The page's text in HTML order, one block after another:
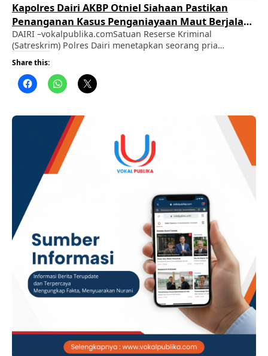
Kapolres Dairi AKBP Otniel Siahaan Pastikan
Penanganan Kasus Penganiayaan Maut Berjalan
Transparan dan Profesional
DAIRI –vokalpublika.comSatuan Reserse Kriminal
(Satreskrim) Polres Dairi menetapkan seorang pria
berinisial CT (51), pemilik sebuah kafe di Desa Kuta Buluh,
Kecamatan Tanah Pinem, sebagai tersangka dalam perkara
dugaan tindak pidana pembunuhan dan/atau
penganiayaan yang mengakibatkan meninggal dunia.
berdasarkan hasil penyelidikan dan penyidikan Satreskrim
Polres Dairi atas laporan yang diterima pada …
Share this: